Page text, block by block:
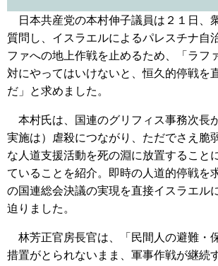
日本共産党の本村伸子議員は２１日、
質問し、イスラエルによるパレスチナ自
ファへの地上作戦を止めるため、「ラフ
対にやってはいけないと、恒久的停戦を
だ」と求めました。
本村氏は、国連のグリフィス事務次長
実施は）虐殺につながり、ただでさえ脆
な人道支援活動を死の淵に放置すること
ていることを紹介。即時の人道的停戦を
の国連総会決議の実現を直接イスラエル
迫りました。
林芳正官房長官は、「民間人の避難・
措置がとられないまま、軍事作戦が継続